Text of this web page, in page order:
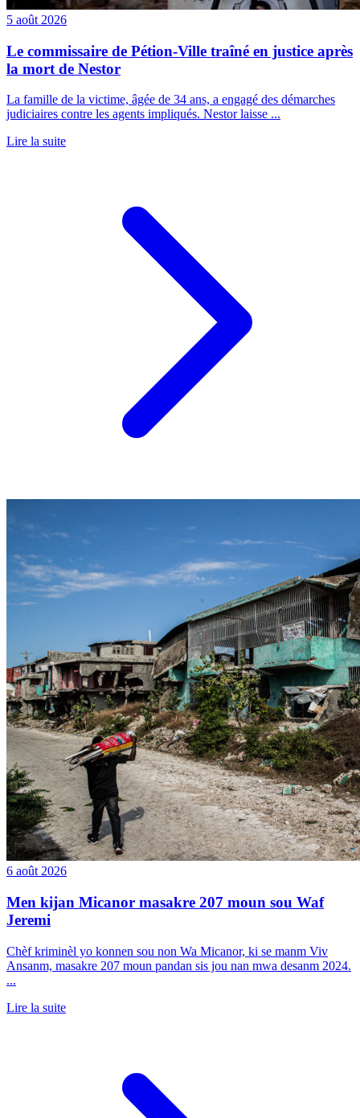
5 août 2026
Le commissaire de Pétion-Ville traîné en justice après
la mort de Nestor
La famille de la victime, âgée de 34 ans, a engagé des démarches
judiciaires contre les agents impliqués. Nestor laisse ...
Lire la suite
6 août 2026
Men kijan Micanor masakre 207 moun sou Waf
Jeremi
Chèf kriminèl yo konnen sou non Wa Micanor, ki se manm Viv
Ansanm, masakre 207 moun pandan sis jou nan mwa desanm 2024.
...
Lire la suite